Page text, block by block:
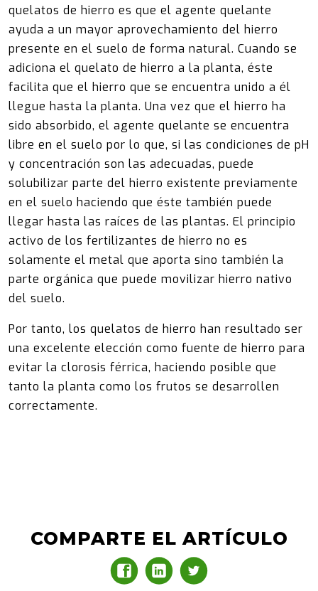
quelatos de hierro es que el agente quelante
ayuda a un mayor aprovechamiento del hierro
presente en el suelo de forma natural. Cuando se
adiciona el quelato de hierro a la planta, éste
facilita que el hierro que se encuentra unido a él
llegue hasta la planta. Una vez que el hierro ha
sido absorbido, el agente quelante se encuentra
libre en el suelo por lo que, si las condiciones de pH
y concentración son las adecuadas, puede
solubilizar parte del hierro existente previamente
en el suelo haciendo que éste también puede
llegar hasta las raíces de las plantas. El principio
activo de los fertilizantes de hierro no es
solamente el metal que aporta sino también la
parte orgánica que puede movilizar hierro nativo
del suelo.
Por tanto, los quelatos de hierro han resultado ser
una excelente elección como fuente de hierro para
evitar la clorosis férrica, haciendo posible que
tanto la planta como los frutos se desarrollen
correctamente.
COMPARTE EL ARTÍCULO